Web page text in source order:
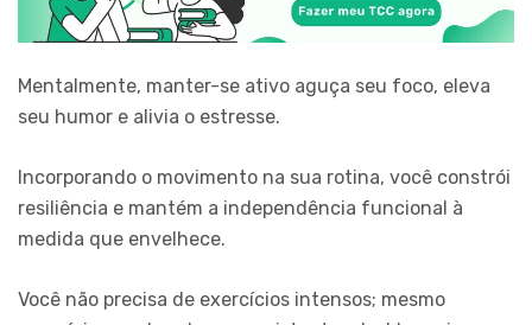
Mentalmente, manter-se ativo aguça seu foco, eleva
seu humor e alivia o estresse.
Incorporando o movimento na sua rotina, você constrói
resiliência e mantém a independência funcional à
medida que envelhece.
Você não precisa de exercícios intensos; mesmo